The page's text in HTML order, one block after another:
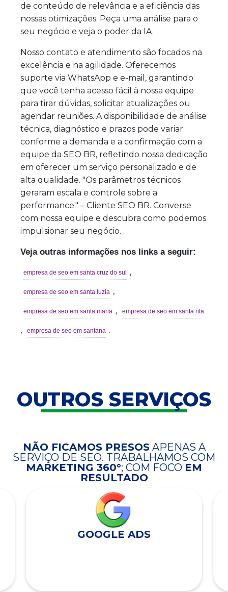
de conteúdo de relevância e a eficiência das
nossas otimizações. Peça uma análise para o
seu negócio e veja o poder da IA.
Nosso contato e atendimento são focados na
excelência e na agilidade. Oferecemos
suporte via WhatsApp e e-mail, garantindo
que você tenha acesso fácil à nossa equipe
para tirar dúvidas, solicitar atualizações ou
agendar reuniões. A disponibilidade de análise
técnica, diagnóstico e prazos pode variar
conforme a demanda e a confirmação com a
equipe da SEO BR, refletindo nossa dedicação
em oferecer um serviço personalizado e de
alta qualidade. "Os parâmetros técnicos
geraram escala e controle sobre a
performance." – Cliente SEO BR. Converse
com nossa equipe e descubra como podemos
impulsionar seu negócio.
Veja outras informações nos links a seguir:
empresa de seo em santa cruz do sul ,
empresa de seo em santa luzia ,
empresa de seo em santa maria , empresa de seo em santa rita
, empresa de seo em santana .
OUTROS SERVIÇOS
NÃO FICAMOS PRESOSAPENAS A
SERVIÇO DE SEO. TRABALHAMOS COM
MARKETING 360°; COM FOCO EM
RESULTADO
GOOGLE ADS